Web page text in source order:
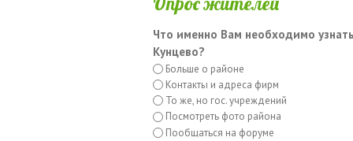
Что именно Вам необходимо
Кунцево?
Больше о районе
Контакты и адреса фирм
То же, но гос. учреждений
Посмотреть фото района
Пообщаться на форуме